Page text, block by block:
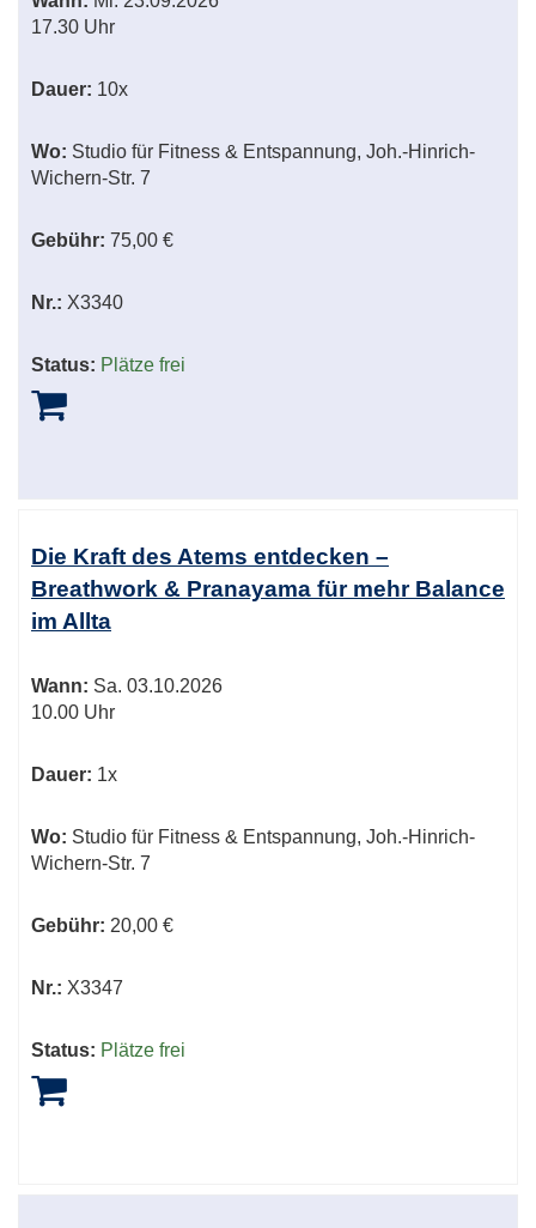
17.30 Uhr
Dauer: 10x
Wo: Studio für Fitness & Entspannung, Joh.-Hinrich-
Wichern-Str. 7
Gebühr: 75,00 €
Nr.: X3340
Status: Plätze frei
Die Kraft des Atems entdecken –
Breathwork & Pranayama für mehr Balance
im Allta
Wann: Sa. 03.10.2026
10.00 Uhr
Dauer: 1x
Wo: Studio für Fitness & Entspannung, Joh.-Hinrich-
Wichern-Str. 7
Gebühr: 20,00 €
Nr.: X3347
Status: Plätze frei